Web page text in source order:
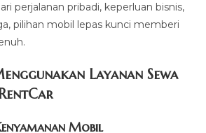
perjalanan pribadi, keperluan bisnis,
pilihan mobil lepas kunci memberi
Layanan Sewa
Mobil